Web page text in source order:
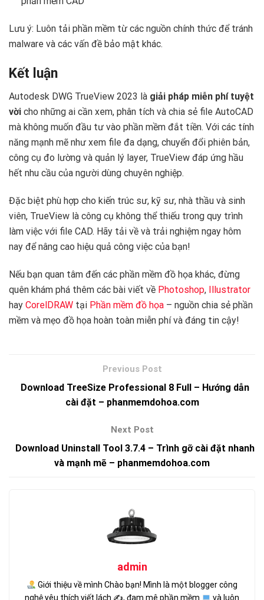
Lưu ý: Luôn tải phần mềm từ các nguồn chính thức để tránh
malware và các vấn đề bảo mật khác.
Kết luận
Autodesk DWG TrueView 2023 là giải pháp miễn phí tuyệt
vời cho những ai cần xem, phân tích và chia sẻ file AutoCAD
mà không muốn đầu tư vào phần mềm đắt tiền. Với các tính
năng mạnh mẽ như xem file đa dạng, chuyển đổi phiên bản,
công cụ đo lường và quản lý layer, TrueView đáp ứng hầu
hết nhu cầu của người dùng chuyên nghiệp.
Đặc biệt phù hợp cho kiến trúc sư, kỹ sư, nhà thầu và sinh
viên, TrueView là công cụ không thể thiếu trong quy trình
làm việc với file CAD. Hãy tải về và trải nghiệm ngay hôm
nay để nâng cao hiệu quả công việc của bạn!
Nếu bạn quan tâm đến các phần mềm đồ họa khác, đừng
quên khám phá thêm các bài viết về Photoshop, Illustrator
hay CorelDRAW tại Phần mềm đồ họa – nguồn chia sẻ phần
mềm và mẹo đồ họa hoàn toàn miễn phí và đáng tin cậy!
Download TreeSize Professional 8 Full – Hướng dẫn
cài đặt – phanmemdohoa.com
Download Uninstall Tool 3.7.4 – Trình gỡ cài đặt nhanh
và mạnh mẽ – phanmemdohoa.com
admin
Giới thiệu về mình Chào bạn! Mình là một blogger công
nghệ yêu thích viết lách ✍, đam mê phần mềm
và luôn